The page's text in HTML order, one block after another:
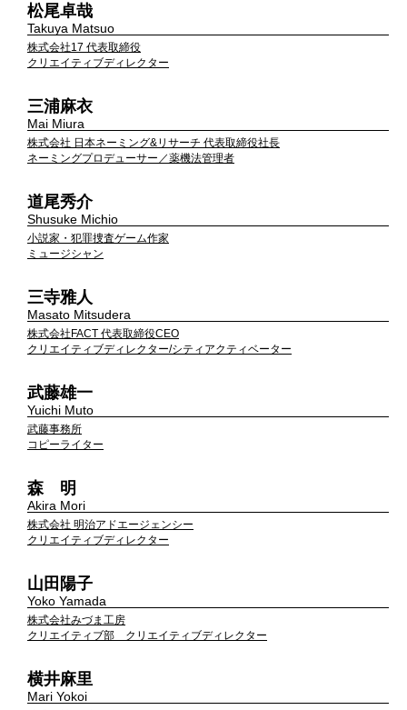
松尾卓哉
Takuya Matsuo
株式会社17 代表取締役
クリエイティブディレクター
三浦麻衣
Mai Miura
株式会社 日本ネーミング&リサーチ 代表取締役社長
ネーミングプロデューサー／薬機法管理者
道尾秀介
Shusuke Michio
小説家・犯罪捜査ゲーム作家
ミュージシャン
三寺雅人
Masato Mitsudera
株式会社FACT 代表取締役CEO
クリエイティブディレクター/シティアクティベーター
武藤雄一
Yuichi Muto
武藤事務所
コピーライター
森 明
Akira Mori
株式会社 明治アドエージェンシー
クリエイティブディレクター
山田陽子
Yoko Yamada
株式会社みづま工房
クリエイティブ部 クリエイティブディレクター
横井麻里
Mari Yokoi